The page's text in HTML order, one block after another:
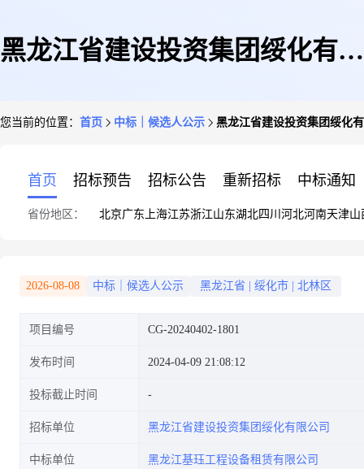
黑龙江省建设投资集团绥化有限
期项目塔吊机械租赁中标公示
您当前的位置： 首页 中标｜候选人公示 黑龙江省建设投资集团绥化
首页 招标预告 招标公告 重新招标 中标通知
省份地区： 北京广东 上海江苏浙江山东湖北四川 河北河南天津山
2026-08-08 中标｜候选人公示 黑龙江省 绥化市 北林区
项目编号 CG-20240402-1801
发布时间 2024-04-09 21:08:12
投标截止时间
招标单位 黑龙江省建设投资集团绥化有限公司
中标单位 黑龙江基珏工程设备租赁有限公司